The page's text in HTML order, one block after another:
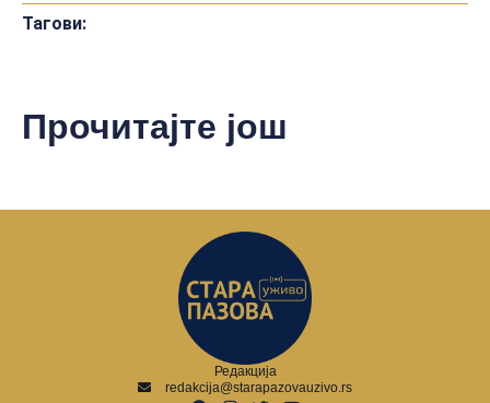
Тагови:
Прочитајте још
Редакција
redakcija@starapazovauzivo.rs